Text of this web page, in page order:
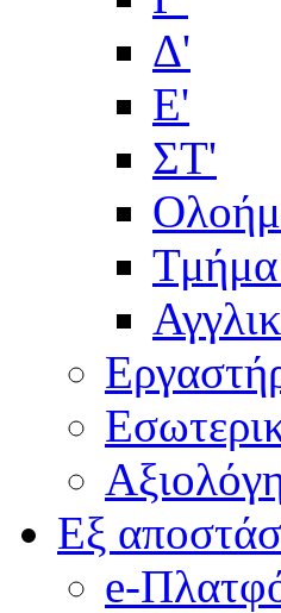
Δ'
Ε'
ΣΤ'
Εξ
e-